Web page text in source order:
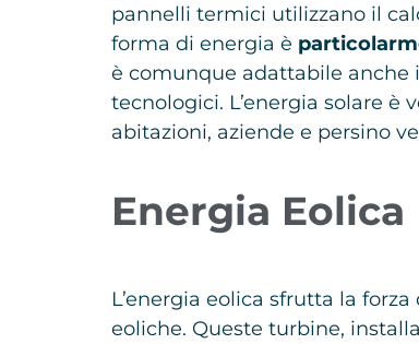
pannelli termici utilizzano il
forma di energia è
è comunque adattabile anche
tecnologici. L’energia solare è
abitazioni, aziende e persino
Energia Eolica
L’energia eolica sfrutta la
eoliche. Queste turbine,